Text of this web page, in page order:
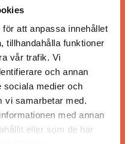
att anpassa innehållet
tillhandahålla funktioner
vår trafik. Vi
och annan
sociala medier och
vi samarbetar med.
med annan
eller som de har
avVisita